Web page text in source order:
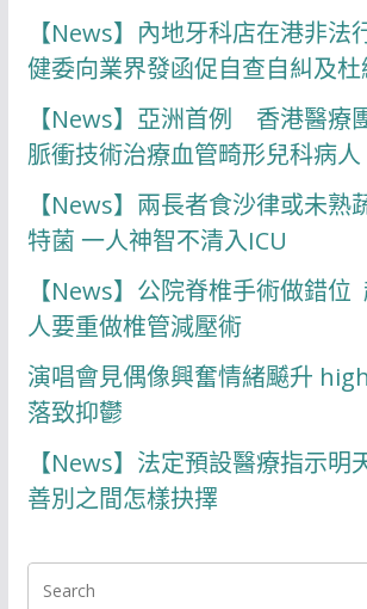
【News】內地牙科店在港非
健委向業界發函促自查自糾及
【News】亞洲首例 香港醫療
脈衝技術治療血管畸形兒科病人
【News】兩長者食沙律或未熟
特菌 一人神智不清入ICU
【News】公院脊椎手術做錯
人要重做椎管減壓術
演唱會見偶像興奮情緒飇升
落致抑鬱
【News】法定預設醫療指示
善別之間怎樣抉擇